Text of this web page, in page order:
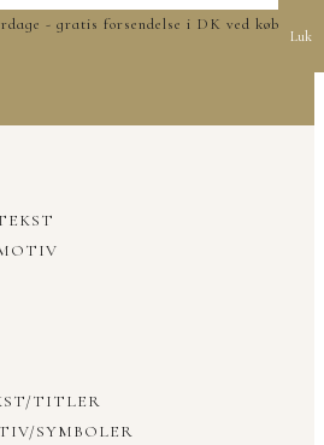
- gratis forsendelse i DK ved køb over
TITLER
SYMBOLER
Luk